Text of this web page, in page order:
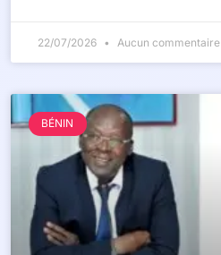
22/07/2026 Aucun commentaire
BÉNIN